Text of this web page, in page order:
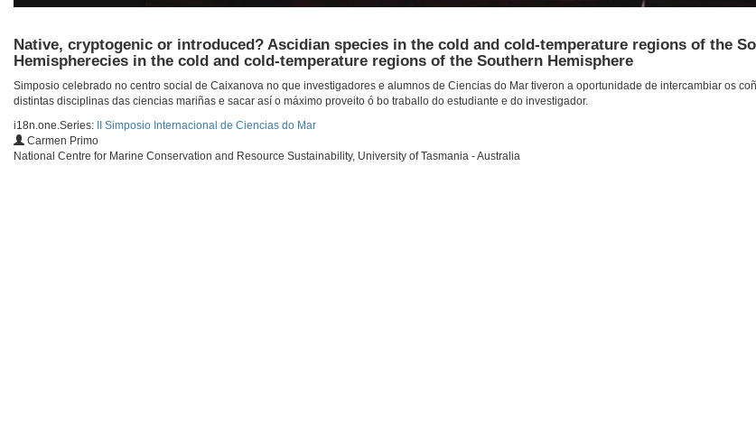
Native, cryptogenic or introduced? Ascidian species in the cold and cold-temperature regions of the
Hemispherecies in the cold and cold-temperature regions of the Southern Hemisphere
Simposio celebrado no centro social de Caixanova no que investigadores e alumnos de Ciencias do Mar tiveron a oportunidade de intercambiar os
distintas disciplinas das ciencias mariñas e sacar así o máximo proveito ó bo traballo do estudiante e do investigador.
i18n.one.Series:
II Simposio Internacional de Ciencias do Mar
Carmen Primo
National Centre for Marine Conservation and Resource Sustainability, University of Tasmania - Australia